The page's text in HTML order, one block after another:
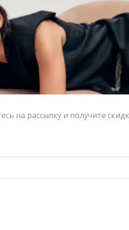
Жилет V|L шоколадный
9,800.00
3,920.00
на рассылку и получите